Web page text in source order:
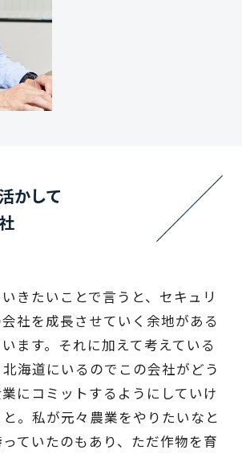
かして
きたいことで言うと、セキュリ
社を成長させていく余地がある
ます。それに加えて考えている
海道にいるのでこの会社がどう
にコミットするようにしていけ
。私が元々農業をやりたいなと
ていたのもあり、ただ作物を育